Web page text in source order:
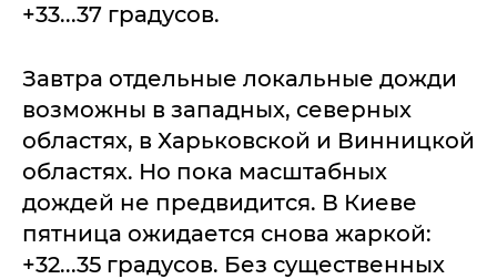
+33...37 градусов.
Завтра отдельные локальные дожди
возможны в западных, северных
областях, в Харьковской и Винницкой
областях. Но пока масштабных
дождей не предвидится. В Киеве
пятница ожидается снова жаркой:
+32...35 градусов. Без существенных